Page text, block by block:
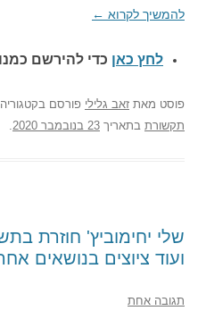
להמשיך לקרוא ←
לחץ כאן כדי להירשם כ
פוסט מאת זאב גלילי פורסם בקטגוריה
תקשורת בתאריך 23 בנובמבר 2020 .
שלי יחימוביץ' חוזרת
ועוד ציוצים בנושאים
תגובה אחת